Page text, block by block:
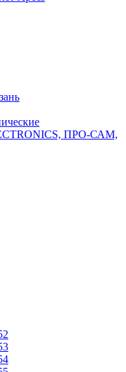
ПРО-САМ,